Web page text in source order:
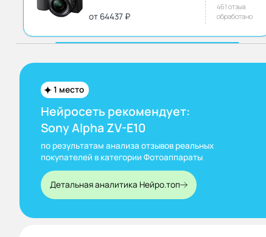
от 64437 ₽
461 отзыв
обработано
1 место
Нейросеть рекомендует:
Sony Alpha ZV-E10
по результатам анализа отзывов реальных
покупателей в категории Фотоаппараты
Детальная аналитика Нейро.топ